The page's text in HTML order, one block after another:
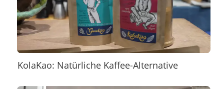
KolaKao: Natürliche Kaffee-Alternative